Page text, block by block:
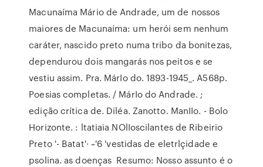
Macunaíma Mário de Andrade, um de nossos
maiores de Macunaíma: um herói sem nenhum
caráter, nascido preto numa tribo da bonitezas,
dependurou dois mangarás nos peitos e se
vestiu assim. Pra. MárIo do. 1893-1945_. A568p.
Poesias completas. / MárIo do Andrade. ;
edição crítica de. Diléa. Zanotto. ManIIo. - Bolo
Horizonte. : ltatiaia NOlIoscilantes de Ribeirio
Preto '- Batat'· ~'6 'vestidas de eletrlçidade e
psolina. as doenças Resumo: Nosso assunto é o